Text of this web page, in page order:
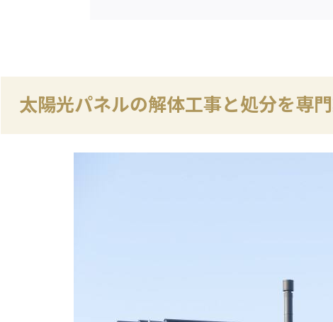
太陽光パネルの解体工事と処分を専